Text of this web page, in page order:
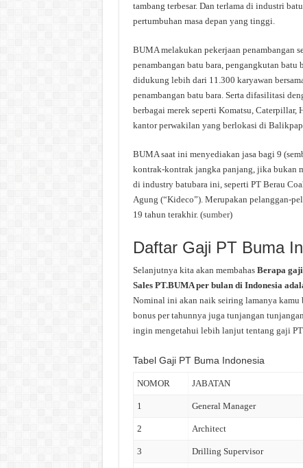
tambang terbesar. Dan terlama di industri
pertumbuhan masa depan yang tinggi.
BUMA melakukan pekerjaan penambangan
penambangan batu bara, pengangkutan
didukung lebih dari 11.300 karyawan
penambangan batu bara. Serta difasilitasi
berbagai merek seperti Komatsu,
kantor perwakilan yang berlokasi di
BUMA saat ini menyediakan jasa bagi 9
kontrak-kontrak jangka panjang, jika bukan
di industry batubara ini, seperti PT Berau
Agung (“Kideco”). Merupakan pelanggan-
19 tahun terakhir. (sumber)
Daftar Gaji PT Buma
Selanjutnya kita akan membahas Berapa
Sales PT.BUMA per bulan di Indonesia
Nominal ini akan naik seiring lamanya
bonus per tahunnya juga tunjangan
ingin mengetahui lebih lanjut tentang gaji
Tabel Gaji PT Buma Indonesia
NOMOR JABATAN
1 General Manager
2 Architect
3 Drilling Supervisor